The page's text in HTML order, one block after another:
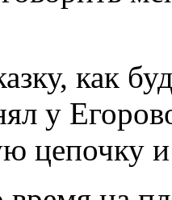
как
у
цепочку